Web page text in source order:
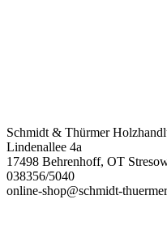
Schmidt & Thürmer
Lindenallee 4a
17498 Behrenhoff, OT
038356/5040
online-shop@schmidt-